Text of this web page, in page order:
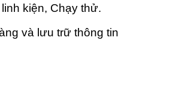
kiện, Chạy thử.
và lưu trữ thông tin